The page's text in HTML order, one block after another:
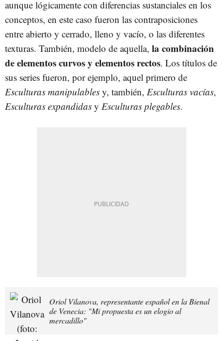
aunque lógicamente con diferencias sustanciales en los
conceptos, en este caso fueron las contraposiciones
entre abierto y cerrado, lleno y vacío, o las diferentes
texturas. También, modelo de aquella, la combinación
de elementos curvos y elementos rectos. Los títulos de
sus series fueron, por ejemplo, aquel primero de
Esculturas manipulables y, también, Esculturas vacías,
Esculturas expandidas y Esculturas plegables.
Oriol Vilanova, representante español en la Bienal
de Venecia: "Mi propuesta es un elogio al
mercadillo"